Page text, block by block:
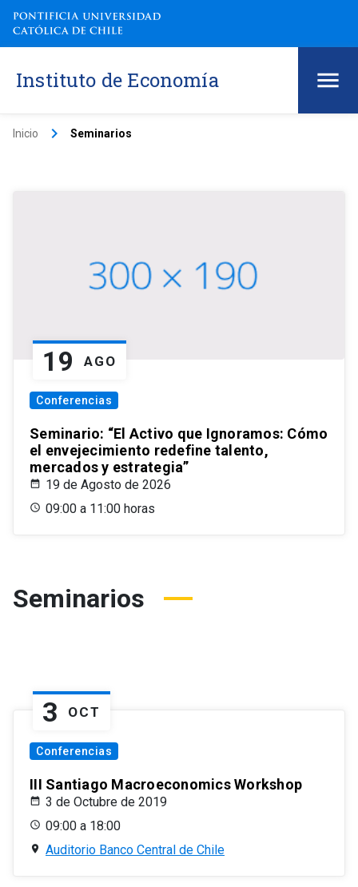
Instituto de Economía
Inicio keyboard_arrow_right Seminarios
19 AGO
Conferencias
Seminario: “El Activo que Ignoramos: Cómo
el envejecimiento redefine talento,
mercados y estrategia”
19 de Agosto de 2026
09:00 a 11:00 horas
Seminarios
3 OCT
Conferencias
III Santiago Macroeconomics Workshop
3 de Octubre de 2019
09:00 a 18:00
Auditorio Banco Central de Chile